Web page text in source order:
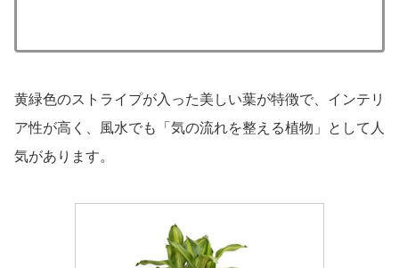
黄緑色のストライプが入った美しい葉が特徴で、インテリ
ア性が高く、風水でも「気の流れを整える植物」として人
気があります。